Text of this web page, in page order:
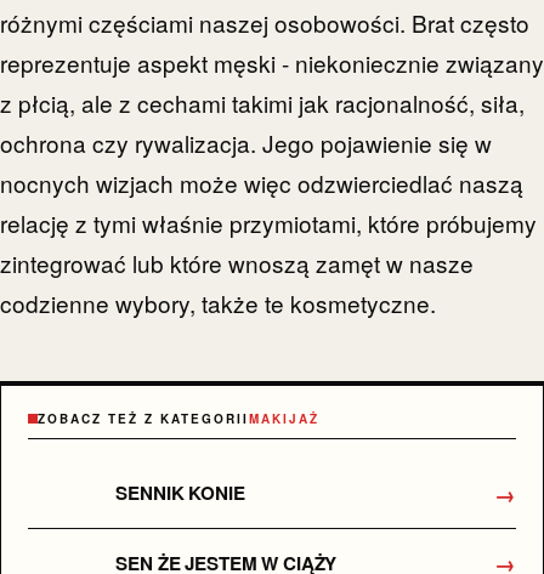
różnymi częściami naszej osobowości. Brat często
reprezentuje aspekt męski - niekoniecznie związany
z płcią, ale z cechami takimi jak racjonalność, siła,
ochrona czy rywalizacja. Jego pojawienie się w
nocnych wizjach może więc odzwierciedlać naszą
relację z tymi właśnie przymiotami, które próbujemy
zintegrować lub które wnoszą zamęt w nasze
codzienne wybory, także te kosmetyczne.
ZOBACZ TEŻ Z KATEGORIIMAKIJAŻ
SENNIK KONIE →
SEN ŻE JESTEM W CIĄŻY →